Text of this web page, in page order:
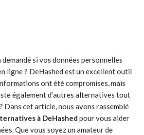
si vos données personnelles
ligne ? DeHashed est un excellent outil
ont été compromises, mais
également d’autres alternatives tout
Dans cet article, nous avons rassemblé
à DeHashed pour vous aider
Que vous soyez un amateur de